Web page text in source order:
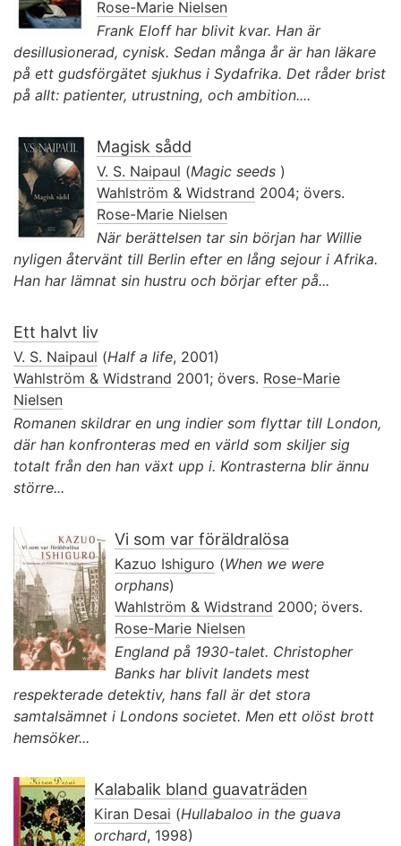
Rose-Marie Nielsen
Frank Eloff har blivit kvar. Han är
desillusionerad, cynisk. Sedan många år är han läkare
på ett gudsförgätet sjukhus i Sydafrika. Det råder brist
på allt: patienter, utrustning, och ambition....
Magisk sådd
V. S. Naipaul (Magic seeds )
Wahlström & Widstrand 2004; övers.
Rose-Marie Nielsen
När berättelsen tar sin början har Willie
nyligen återvänt till Berlin efter en lång sejour i Afrika.
Han har lämnat sin hustru och börjar efter på...
Ett halvt liv
V. S. Naipaul (Half a life, 2001)
Wahlström & Widstrand 2001; övers. Rose-Marie
Nielsen
Romanen skildrar en ung indier som flyttar till London,
där han konfronteras med en värld som skiljer sig
totalt från den han växt upp i. Kontrasterna blir ännu
större...
Vi som var föräldralösa
Kazuo Ishiguro (When we were
orphans)
Wahlström & Widstrand 2000; övers.
Rose-Marie Nielsen
England på 1930-talet. Christopher
Banks har blivit landets mest
respekterade detektiv, hans fall är det stora
samtalsämnet i Londons societet. Men ett olöst brott
hemsöker...
Kalabalik bland guavaträden
Kiran Desai (Hullabaloo in the guava
orchard, 1998)